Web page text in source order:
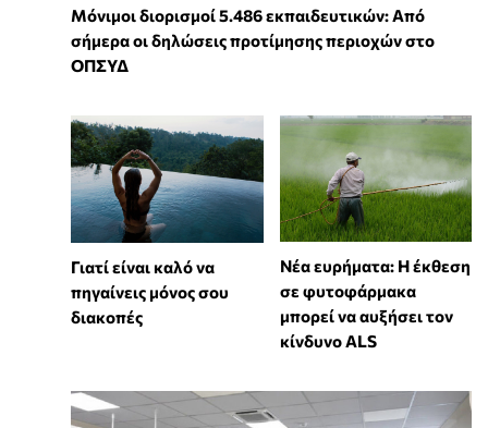
Μόνιμοι διορισμοί 5.486 εκπαιδευτικών: Από
σήμερα οι δηλώσεις προτίμησης περιοχών στο
ΟΠΣΥΔ
Γιατί είναι καλό να
πηγαίνεις μόνος σου
διακοπές
Νέα ευρήματα: Η έκθεση
σε φυτοφάρμακα
μπορεί να αυξήσει τον
κίνδυνο ALS